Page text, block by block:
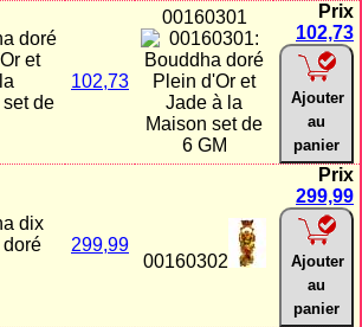
doré
et
set de
102,73
00160301
Prix
102,73
Ajouter
au
panier
dix
doré
299,99
00160302
Prix
299,99
Ajouter
au
panier